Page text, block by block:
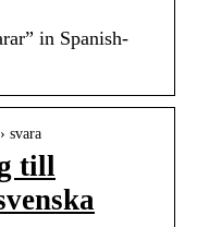
in Spanish-
svara
till